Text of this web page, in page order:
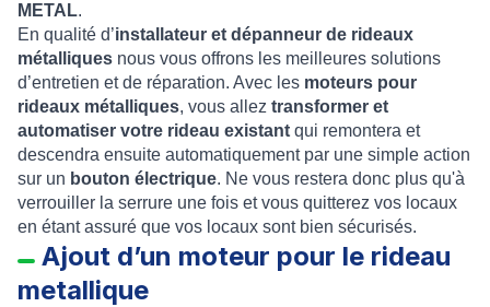
METAL.
En qualité d’installateur et dépanneur de rideaux
métalliques nous vous offrons les meilleures solutions
d’entretien et de réparation. Avec les moteurs pour
rideaux métalliques, vous allez transformer et
automatiser votre rideau existant qui remontera et
descendra ensuite automatiquement par une simple action
sur un bouton électrique. Ne vous restera donc plus qu'à
verrouiller la serrure une fois et vous quitterez vos locaux
en étant assuré que vos locaux sont bien sécurisés.
Ajout d’un moteur pour le rideau
metallique